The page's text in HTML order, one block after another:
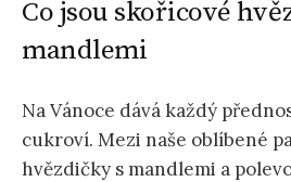
Co jsou skořicové
mandlemi
Na Vánoce dává každý
cukroví. Mezi naše oblíbené
hvězdičky s mandlemi a